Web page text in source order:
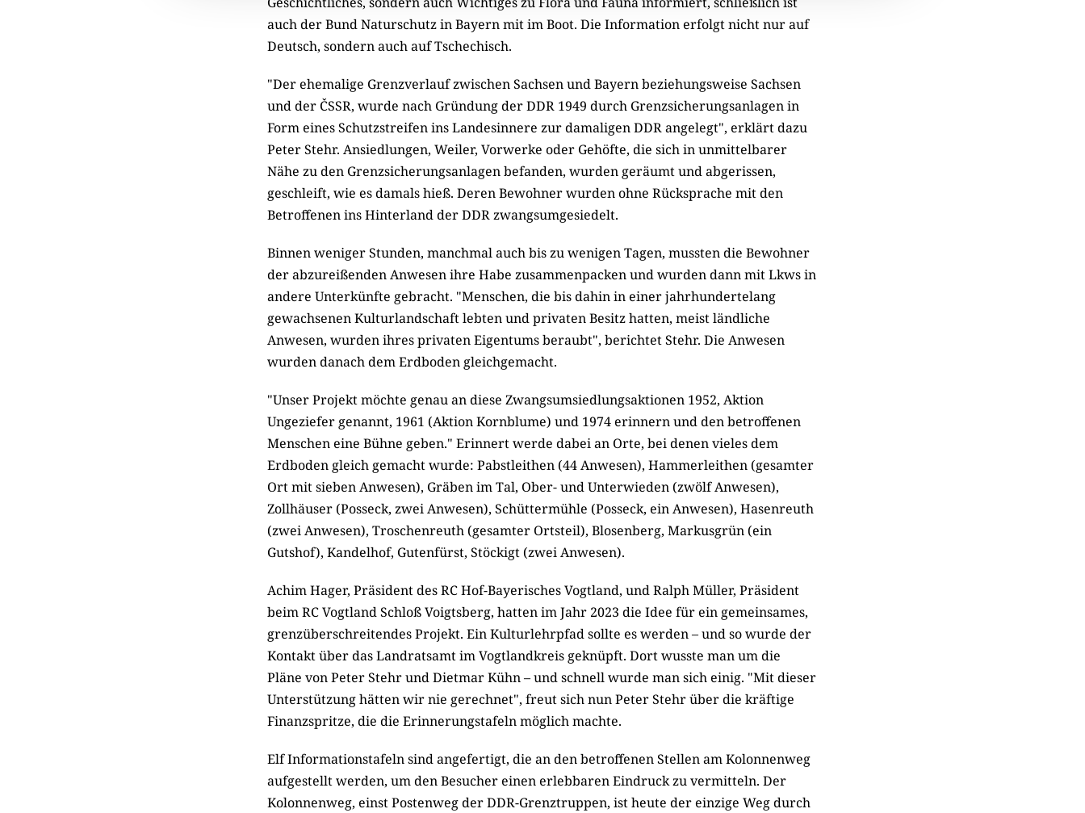
auch der Bund Naturschutz in Bayern mit im Boot. Die Information erfolgt nicht nur auf
Deutsch, sondern auch auf Tschechisch.
"Der ehemalige Grenzverlauf zwischen Sachsen und Bayern beziehungsweise Sachsen
und der ČSSR, wurde nach Gründung der DDR 1949 durch Grenzsicherungsanlagen in
Form eines Schutzstreifen ins Landesinnere zur damaligen DDR angelegt", erklärt dazu
Peter Stehr. Ansiedlungen, Weiler, Vorwerke oder Gehöfte, die sich in unmittelbarer
Nähe zu den Grenzsicherungsanlagen befanden, wurden geräumt und abgerissen,
geschleift, wie es damals hieß. Deren Bewohner wurden ohne Rücksprache mit den
Betroffenen ins Hinterland der DDR zwangsumgesiedelt.
Binnen weniger Stunden, manchmal auch bis zu wenigen Tagen, mussten die Bewohner
der abzureißenden Anwesen ihre Habe zusammenpacken und wurden dann mit Lkws in
andere Unterkünfte gebracht. "Menschen, die bis dahin in einer jahrhundertelang
gewachsenen Kulturlandschaft lebten und privaten Besitz hatten, meist ländliche
Anwesen, wurden ihres privaten Eigentums beraubt", berichtet Stehr. Die Anwesen
wurden danach dem Erdboden gleichgemacht.
"Unser Projekt möchte genau an diese Zwangsumsiedlungsaktionen 1952, Aktion
Ungeziefer genannt, 1961 (Aktion Kornblume) und 1974 erinnern und den betroffenen
Menschen eine Bühne geben." Erinnert werde dabei an Orte, bei denen vieles dem
Erdboden gleich gemacht wurde: Pabstleithen (44 Anwesen), Hammerleithen (gesamter
Ort mit sieben Anwesen), Gräben im Tal, Ober- und Unterwieden (zwölf Anwesen),
Zollhäuser (Posseck, zwei Anwesen), Schüttermühle (Posseck, ein Anwesen), Hasenreuth
(zwei Anwesen), Troschenreuth (gesamter Ortsteil), Blosenberg, Markusgrün (ein
Gutshof), Kandelhof, Gutenfürst, Stöckigt (zwei Anwesen).
Achim Hager, Präsident des RC Hof-Bayerisches Vogtland, und Ralph Müller, Präsident
beim RC Vogtland Schloß Voigtsberg, hatten im Jahr 2023 die Idee für ein gemeinsames,
grenzüberschreitendes Projekt. Ein Kulturlehrpfad sollte es werden – und so wurde der
Kontakt über das Landratsamt im Vogtlandkreis geknüpft. Dort wusste man um die
Pläne von Peter Stehr und Dietmar Kühn – und schnell wurde man sich einig. "Mit dieser
Unterstützung hätten wir nie gerechnet", freut sich nun Peter Stehr über die kräftige
Finanzspritze, die die Erinnerungstafeln möglich machte.
Elf Informationstafeln sind angefertigt, die an den betroffenen Stellen am Kolonnenweg
aufgestellt werden, um den Besucher einen erlebbaren Eindruck zu vermitteln. Der
Kolonnenweg, einst Postenweg der DDR-Grenztruppen, ist heute der einzige Weg durch